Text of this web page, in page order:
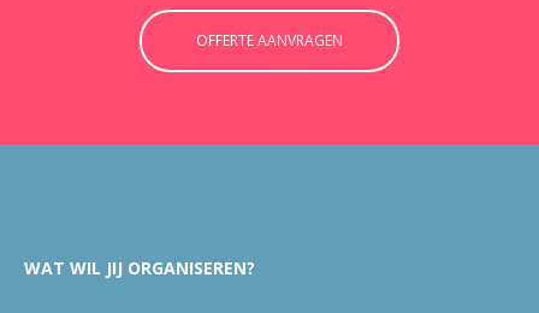
OFFERTE AANVRAGEN
WAT WIL JIJ ORGANISEREN?